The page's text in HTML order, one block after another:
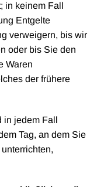
in keinem Fall
Entgelte
verweigern, bis wir
oder bis Sie den
Waren
der frühere
in jedem Fall
Tag, an dem Sie